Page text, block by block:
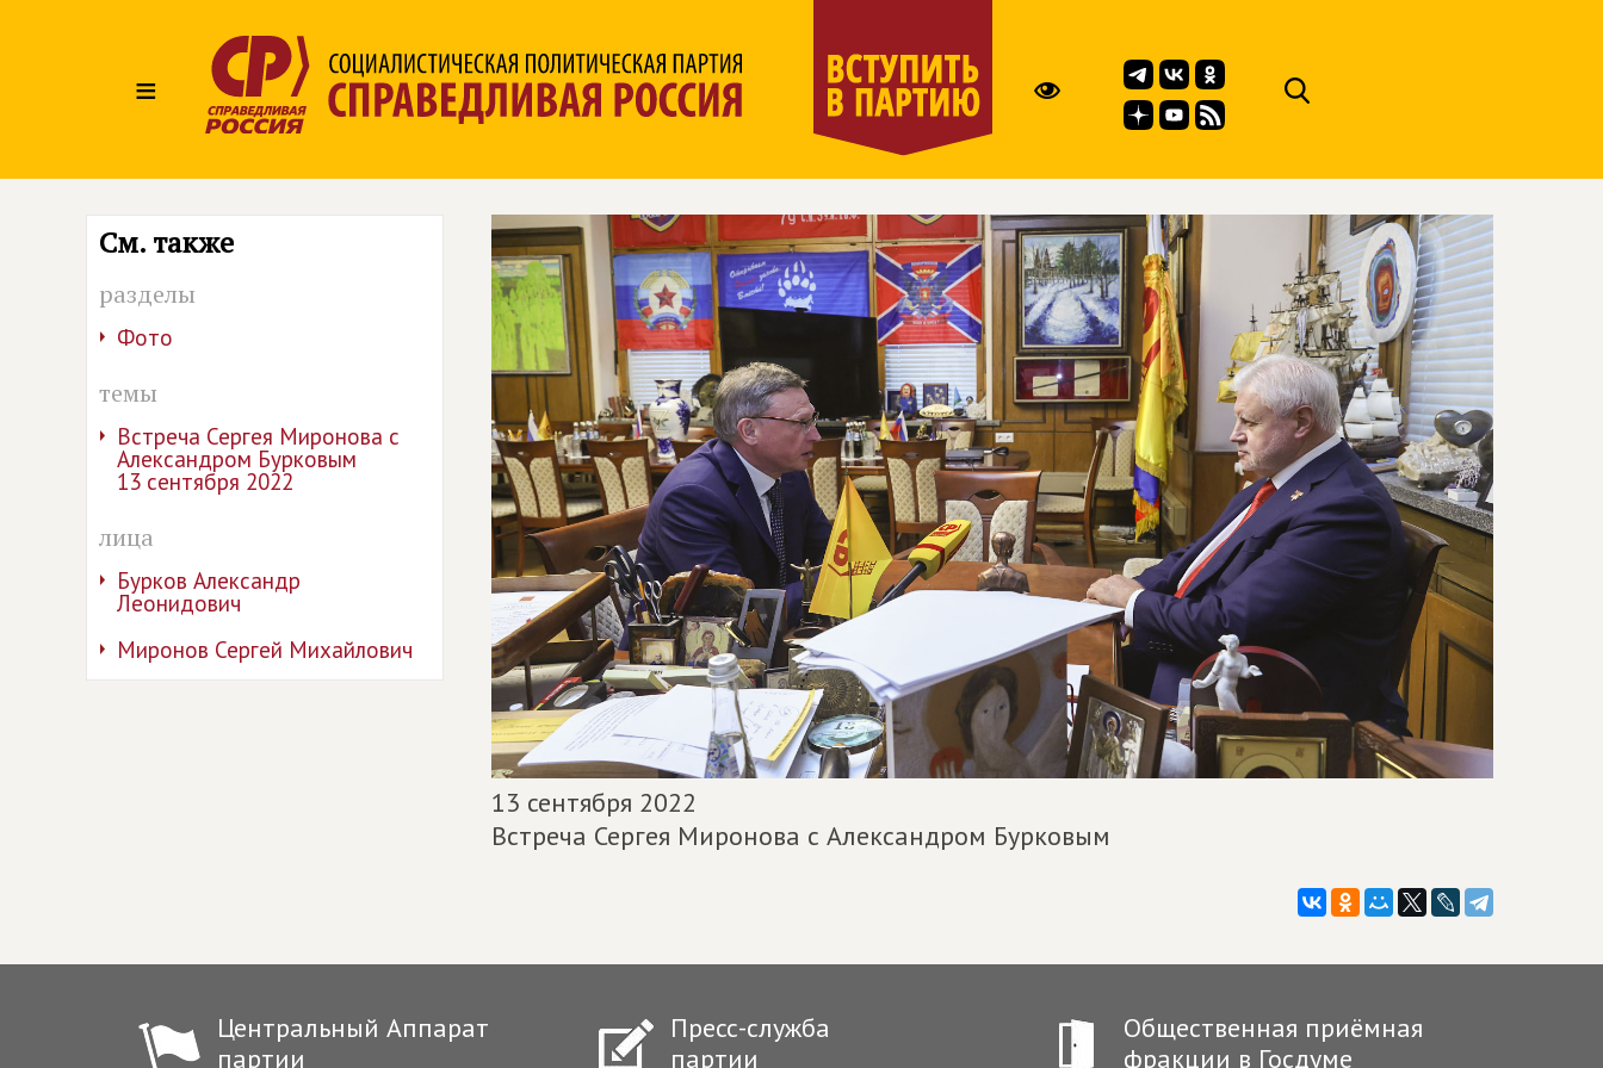
≡
См. также
разделы
Фото
темы
Встреча Сергея Миронова с
Александром Бурковым
13 сентября 2022
лица
Бурков Александр
Леонидович
Миронов Сергей Михайлович
13 сентября 2022
Встреча Сергея Миронова с Александром Бурковым
Центральный Аппарат
партии
Пресс-служба
партии
Общественная приёмная
фракции в Госдуме